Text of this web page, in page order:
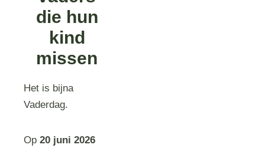
die hun
kind
missen
Het is bijna
Vaderdag.
Op20 juni 2026